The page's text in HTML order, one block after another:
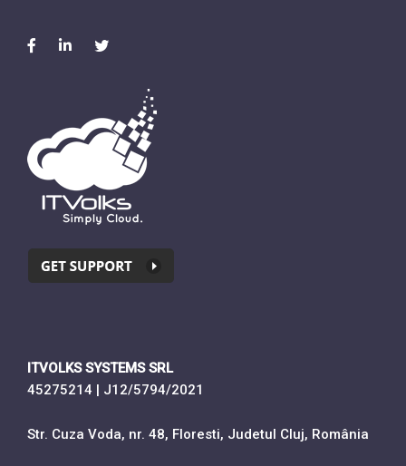
ITVOLKS SYSTEMS SRL
45275214 | J12/5794/2021
Str. Cuza Voda, nr. 48, Floresti, Judetul Cluj, România